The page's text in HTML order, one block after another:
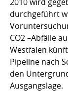
durchgeführt
CO2 –Abfälle
Westfalen
Pipeline nach
den
Ausgangslage.